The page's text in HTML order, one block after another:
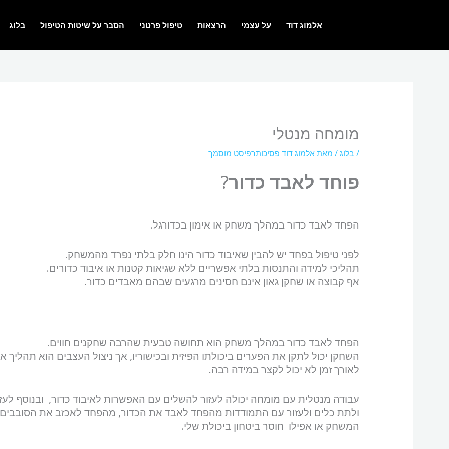
אלמוג דוד על עצמי הרצאות טיפול פרטני הסבר על שיטות הטיפול בלוג
מומחה מנטלי
/ בלוג/ מאתאלמוג דוד פסיכותרפיסט מוסמך
פוחד לאבד כדור?
הפחד לאבד כדור במהלך משחק או אימון בכדורגל.
לפני טיפול בפחד יש להבין שאיבוד כדור הינו חלק בלתי נפרד מהמשחק.
תהליכי למידה והתנסות בלתי אפשריים ללא שגיאות קטנות או איבוד כדורים.
אף קבוצה או שחקן גאון אינם חסינים מרגעים שבהם מאבדים כדור.
הפחד לאבד כדור במהלך משחק הוא תחושה טבעית שהרבה שחקנים חווים.
השחקן יכול לתקן את הפערים ביכולתו הפיזית ובכישוריו, אך ניצול העצבים הוא תהליך
לאורך זמן לא יכול לקצר במידה רבה.
עבודה מנטלית עם מומחה יכולה לעזור להשלים עם האפשרות לאיבוד כדור, ובנוסף
ולתת כלים ולעזור עם התמודדות מהפחד לאבד את הכדור, מהפחד לאכזב את
המשחק או אפילו חוסר ביטחון ביכולת שלי.